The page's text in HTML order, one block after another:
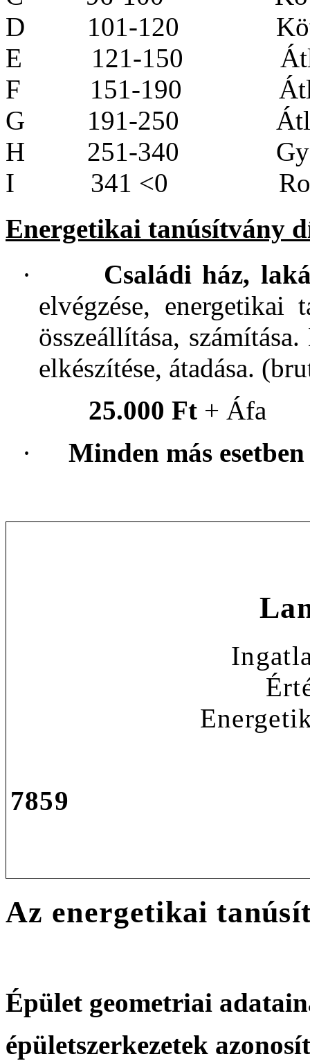
D
101-120
E
121-150
F
151-190
G
191-250
H
251-340
I
341 <0
Energetikai tanúsítvány
·
Családi ház,
elvégzése, energetikai
összeállítása,
elkészítése, átadása.
25.000 Ft + Áfa
·
Minden más esetben
7859
Az energetikai
Épület geometriai
épületszerkezetek